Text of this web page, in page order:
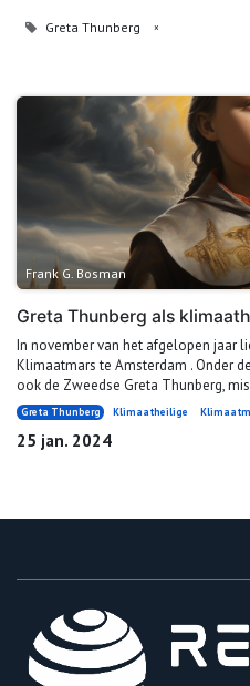
Greta Thunberg ×
Frank G. Bosman
Greta Thunberg als
In november van het afgelopen jaar
Klimaatmars te Amsterdam . Onder
ook de Zweedse Greta Thunberg,
Greta Thunberg Klimaatheilige
25 jan. 2024